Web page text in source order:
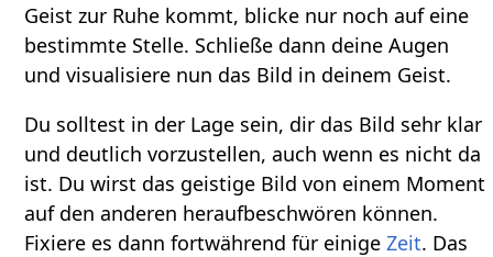
Geist zur Ruhe kommt, blicke nur noch auf eine
bestimmte Stelle. Schließe dann deine Augen
und visualisiere nun das Bild in deinem Geist.
Du solltest in der Lage sein, dir das Bild sehr klar
und deutlich vorzustellen, auch wenn es nicht da
ist. Du wirst das geistige Bild von einem Moment
auf den anderen heraufbeschwören können.
Fixiere es dann fortwährend für einigeZeit. Das